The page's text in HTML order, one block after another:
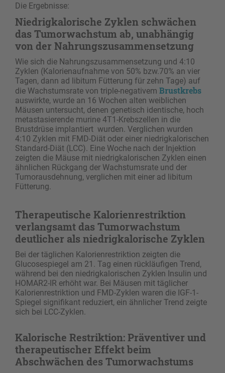
Die Ergebnisse:
Niedrigkalorische Zyklen schwächen
das Tumorwachstum ab, unabhängig
von der Nahrungszusammensetzung
Wie sich die Nahrungszusammensetzung und 4:10
Zyklen (Kalorienaufnahme von 50% bzw.70% an vier
Tagen, dann ad libitum Fütterung für zehn Tage) auf
die Wachstumsrate von triple-negativem Brustkrebs
auswirkte, wurde an 16 Wochen alten weiblichen
Mäusen untersucht, denen genetisch identische, hoch
metastasierende murine 4T1-Krebszellen in die
Brustdrüse implantiert wurden. Verglichen wurden
4:10 Zyklen mit FMD-Diät oder einer niedrigkalorischen
Standard-Diät (LCC). Eine Woche nach der Injektion
zeigten die Mäuse mit niedrigkalorischen Zyklen einen
ähnlichen Rückgang der Wachstumsrate und der
Tumorausdehnung, verglichen mit einer ad libitum
Fütterung.
Therapeutische Kalorienrestriktion
verlangsamt das Tumorwachstum
deutlicher als niedrigkalorische Zyklen
Bei der täglichen Kalorienrestriktion zeigten die
Glucosespiegel am 21. Tag einen rückläufigen Trend,
während bei den niedrigkalorischen Zyklen Insulin und
HOMAR2-IR erhöht war. Bei Mäusen mit täglicher
Kalorienrestriktion und FMD-Zyklen waren die IGF-1-
Spiegel signifikant reduziert, ein ähnlicher Trend zeigte
sich bei LCC-Zyklen.
Kalorische Restriktion: Präventiver und
therapeutischer Effekt beim
Abschwächen des Tumorwachstums